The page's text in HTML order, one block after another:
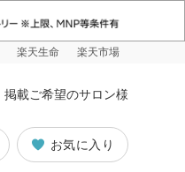
楽天生命 楽天市場
掲載ご希望のサロン様
お気に入り